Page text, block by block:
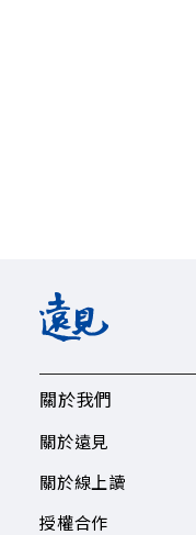
關於我們
關於遠見
關於線上讀
授權合作